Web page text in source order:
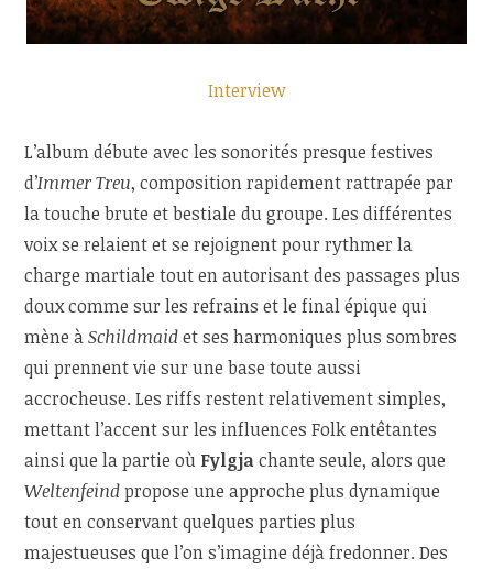
Interview
L’album débute avec les sonorités presque festives
d’Immer Treu, composition rapidement rattrapée par
la touche brute et bestiale du groupe. Les différentes
voix se relaient et se rejoignent pour rythmer la
charge martiale tout en autorisant des passages plus
doux comme sur les refrains et le final épique qui
mène àSchildmaidet ses harmoniques plus sombres
qui prennent vie sur une base toute aussi
accrocheuse. Les riffs restent relativement simples,
mettant l’accent sur les influences Folk entêtantes
ainsi que la partie où Fylgjachante seule, alors que
Weltenfeindpropose une approche plus dynamique
tout en conservant quelques parties plus
majestueuses que l’on s’imagine déjà fredonner. Des